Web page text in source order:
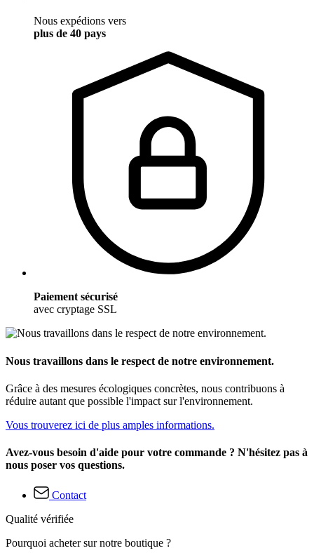
Nous expédions vers
plus de 40 pays
Paiement sécurisé
avec cryptage SSL
Nous travaillons dans le respect de notre environnement.
Grâce à des mesures écologiques concrètes, nous contribuons à
réduire autant que possible l'impact sur l'environnement.
Vous trouverez ici de plus amples informations.
Avez-vous besoin d'aide pour votre commande ? N'hésitez pas à
nous poser vos questions.
Contact
Qualité vérifiée
Pourquoi acheter sur notre boutique ?